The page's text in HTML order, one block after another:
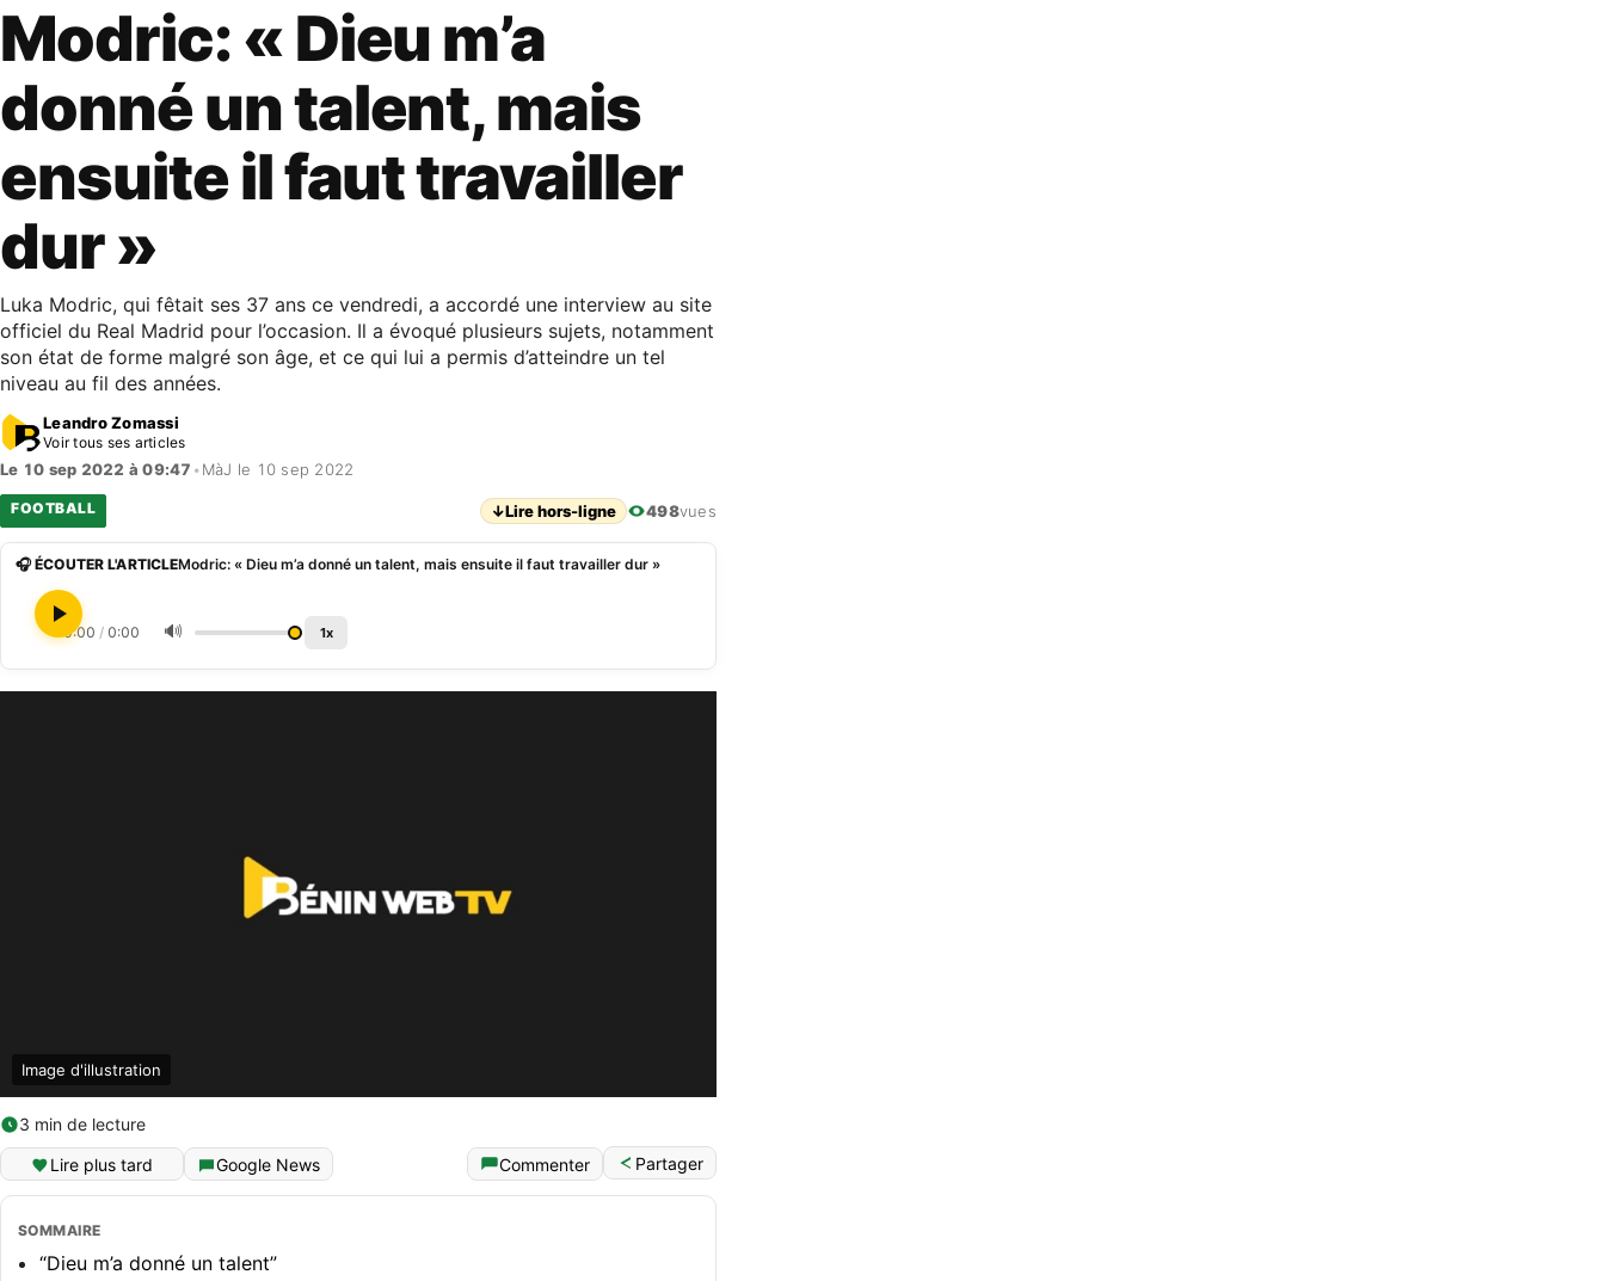
Modric: « Dieu m’a
donné un talent, mais
ensuite il faut travailler
dur »
Luka Modric, qui fêtait ses 37 ans ce vendredi, a accordé une interview au site
officiel du Real Madrid pour l’occasion. Il a évoqué plusieurs sujets, notamment
son état de forme malgré son âge, et ce qui lui a permis d’atteindre un tel
niveau au fil des années.
Leandro Zomassi
Voir tous ses articles
Le 10 sep 2022 à 09:47 • MàJ le 10 sep 2022
FOOTBALL ↓Lire hors-ligne 498vues
🎧 ÉCOUTER L'ARTICLEModric: « Dieu m’a donné un talent, mais ensuite il faut travailler dur »
0:00 / 0:00 🔊 1x
Image d'illustration
3 min de lecture
Lire plus tard
Google News Commenter Partager
SOMMAIRE
“Dieu m’a donné un talent”